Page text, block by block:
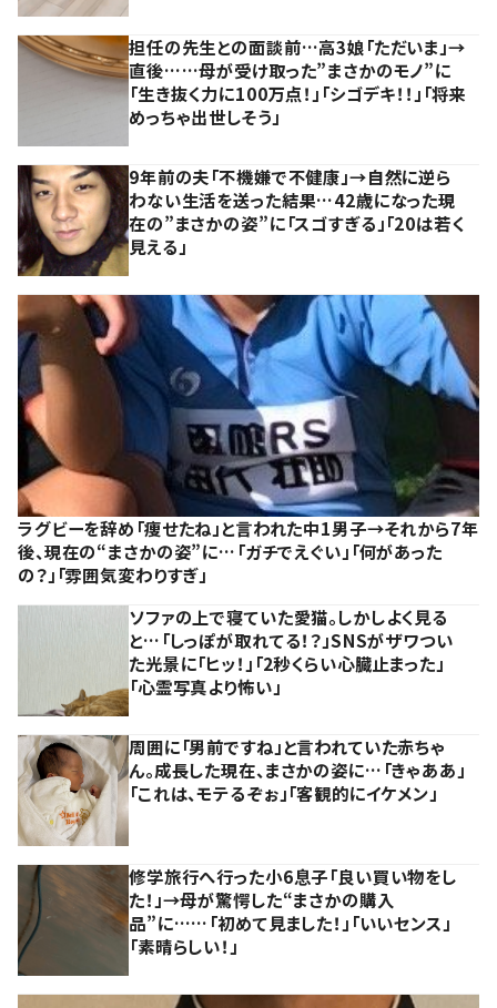
担任の先生との面談前…高3娘「ただいま」→
直後……母が受け取った”まさかのモノ”に
「生き抜く力に100万点！」「シゴデキ！！」「将来
めっちゃ出世しそう」
9年前の夫「不機嫌で不健康」→自然に逆ら
わない生活を送った結果…42歳になった現
在の”まさかの姿”に「スゴすぎる」「20は若く
見える」
ラグビーを辞め「痩せたね」と言われた中1男子→それから7年
後、現在の“まさかの姿”に…「ガチでえぐい」「何があった
の？」「雰囲気変わりすぎ」
ソファの上で寝ていた愛猫。しかしよく見る
と…「しっぽが取れてる！？」SNSがザワつい
た光景に「ヒッ！」「2秒くらい心臓止まった」
「心霊写真より怖い」
周囲に「男前ですね」と言われていた赤ちゃ
ん。成長した現在、まさかの姿に…「きゃああ」
「これは、モテるぞぉ」「客観的にイケメン」
修学旅行へ行った小6息子「良い買い物をし
た！」→母が驚愕した“まさかの購入
品”に……「初めて見ました！」「いいセンス」
「素晴らしい！」